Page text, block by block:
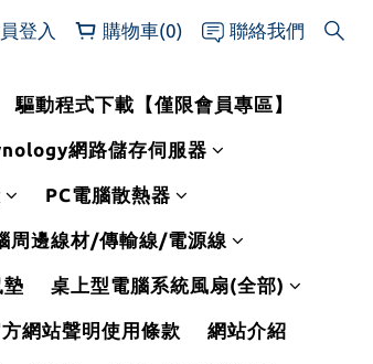
登入 購物車(0) 聯絡我們
驅動程式下載【僅限會員專區】
網路儲存伺服器
PC電腦散熱器
周邊線材/傳輸線/電源線
桌上型電腦系統風扇(全部)
網站聲明使用條款 網站介紹